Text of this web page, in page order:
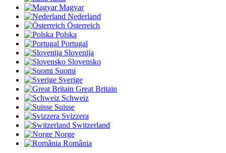
Magyar
Nederland
Österreich
Polska
Portugal
Slovenija
Slovensko
Suomi
Sverige
Great Britain
Schweiz
Suisse
Svizzera
Switzerland
Norge
România